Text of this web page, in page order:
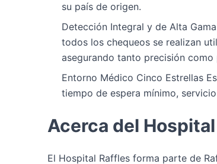
su país de origen.
Detección Integral y de Alta
todos los chequeos se realizan
asegurando tanto precisión como
Entorno Médico Cinco Estrellas
tiempo de espera mínimo,
Acerca del
El Hospital Raffles forma parte de